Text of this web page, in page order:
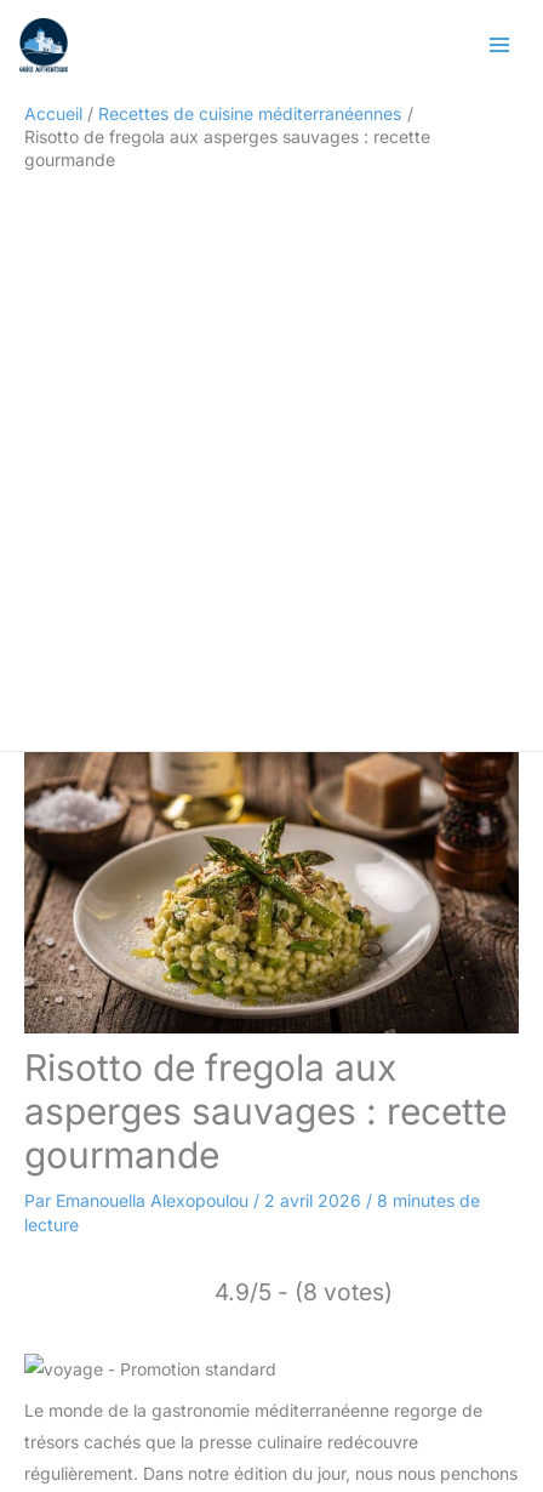
contenu
Accueil
Recettes de cuisine méditerranéennes
Risotto de fregola aux asperges sauvages : recette
gourmande
Risotto de fregola aux
asperges sauvages : recette
gourmande
Par Emanouella Alexopoulou / 2 avril 2026 / 8 minutes de
lecture
4.9/5 - (8 votes)
Le monde de la gastronomie méditerranéenne regorge de
trésors cachés que la presse culinaire redécouvre
régulièrement. Dans notre édition du jour, nous nous penchons
Rechercher